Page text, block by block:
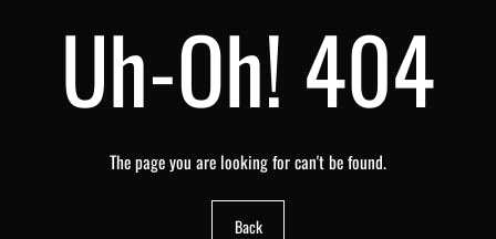
Uh-Oh! 404
The page you are looking for can't be found.
Back